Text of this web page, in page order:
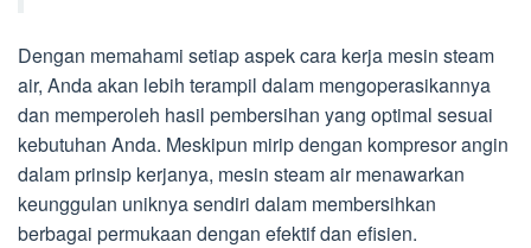
Dengan memahami setiap aspek cara kerja mesin steam
air, Anda akan lebih terampil dalam mengoperasikannya
dan memperoleh hasil pembersihan yang optimal sesuai
kebutuhan Anda. Meskipun mirip dengan kompresor angin
dalam prinsip kerjanya, mesin steam air menawarkan
keunggulan uniknya sendiri dalam membersihkan
berbagai permukaan dengan efektif dan efisien.